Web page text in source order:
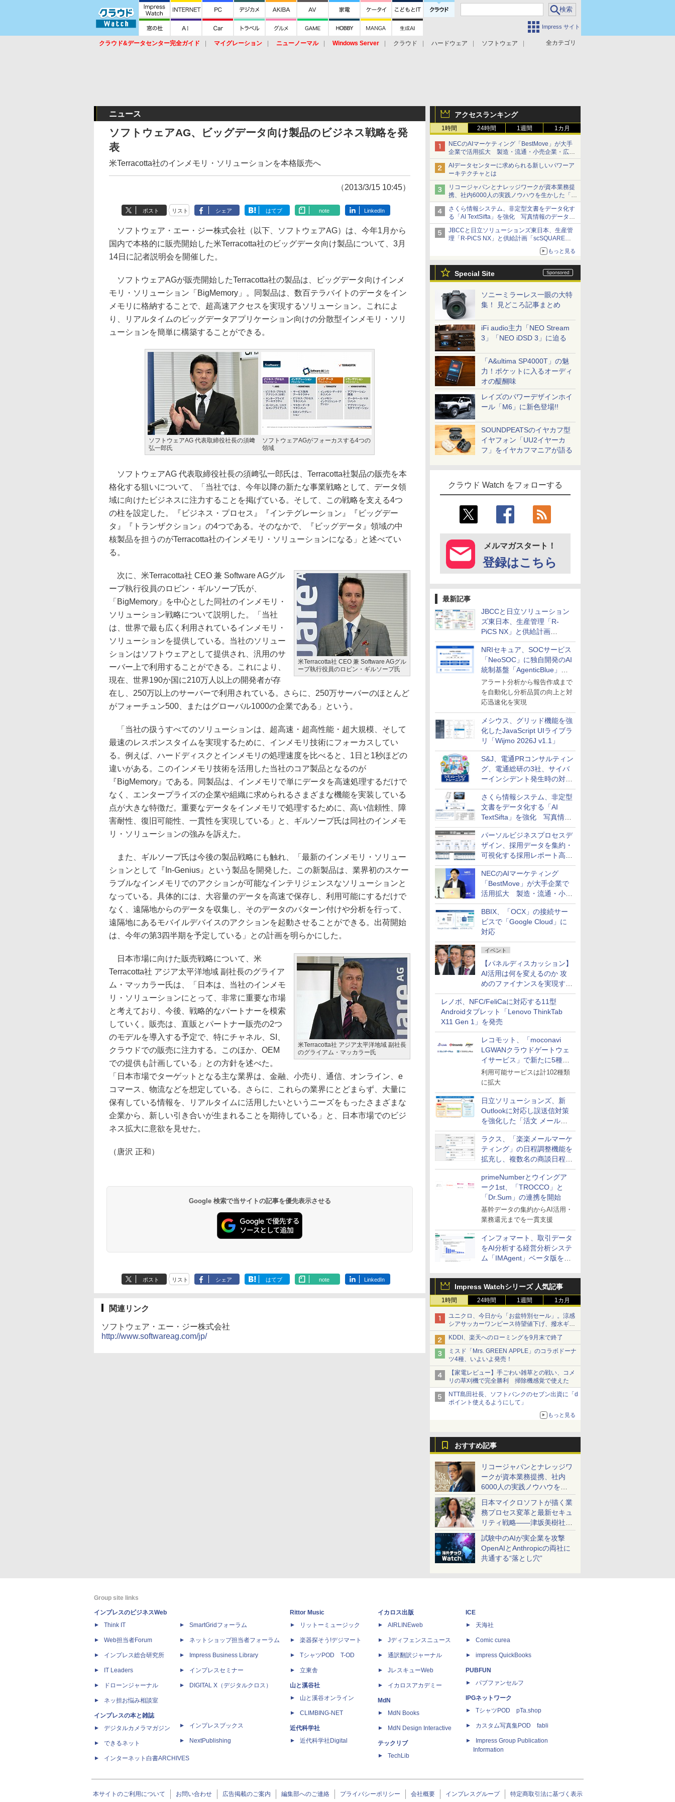
Impress サイト
全カテゴリ
クラウド&データセンター完全ガイド マイグレーション ニューノーマル Windows Server クラウド ハードウェア
ソフトウェア
アクセスランキング
1時間 24時間 1週間 1カ月
NECのAIマーケティング「BestMove」が大手
企業で活用拡大 製造・流通・小売企業・広告
代理店などが実装フェーズへ
AIデータセンターに求められる新しいパワーア
ーキテクチャとは
リコージャパンとナレッジワークが資本業務提
携、社内6000人の実践ノウハウを生かした「AI
商談記録 for RICOH」を展開へ
さくら情報システム、非定型文書をデータ化す
る「AI TextSifta」を強化 写真情報のデータ化
などに対応
JBCCと日立ソリューションズ東日本、生産管
理「R-PiCS NX」と供給計画「scSQUARE
もっと見る
Special Site
ソニーミラーレス一眼の大特
集！ 見どころ記事まとめ
iFi audio主力「NEO Stream
3」「NEO iDSD 3」に迫る
「A&ultima SP4000T」の魅
力！ポケットに入るオーディ
オの醍醐味
レイズのパワーデザインホイ
ール「M6」に新色登場!!
SOUNDPEATSのイヤカフ型
イヤフォン「UU2イヤーカ
フ」をイヤカフマニアが語る
クラウド Watch をフォローする
メルマガスタート！
登録はこちら
最新記事
JBCCと日立ソリューション
ズ東日本、生産管理「R-
PiCS NX」と供給計画
「scSQUARE ISP」の連携サ
ービスを提供開始
NRIセキュア、SOCサービス
「NeoSOC」に独自開発のAI
統制基盤「AgenticBlue」を
導入
アラート分析から報告作成まで
を自動化し分析品質の向上と対
応迅速化を実現
メシウス、グリッド機能を強
化したJavaScript UIライブラ
リ「Wijmo 2026J v1.1」
S&J、電通PRコンサルティン
グ、電通総研の3社、サイバ
ーインシデント発生時の対応
と危機管理広報を一体的に訓
練するプログラムを提供
さくら情報システム、非定型
文書をデータ化する「AI
TextSifta」を強化 写真情報
のデータ化などに対応
パーソルビジネスプロセスデ
ザイン、採用データを集約・
可視化する採用レポート高速
化サービスを提供
NECのAIマーケティング
「BestMove」が大手企業で
活用拡大 製造・流通・小売
企業・広告代理店などが実装
フェーズへ
BBIX、「OCX」の接続サー
ビスで「Google Cloud」に
対応
イベント
【パネルディスカッション】
AI活用は何を変えるのか 攻
めのファイナンスを実現する
業務設計とマインドセット変
革
レノボ、NFC/FeliCaに対応する11型
Androidタブレット「Lenovo ThinkTab
X11 Gen 1」を発売
レコモット、「moconavi
LGWANクラウドゲートウェ
イサービス」で新たに5種類
のサービスと連携開始
利用可能サービスは計102種類
に拡大
日立ソリューションズ、新
Outlookに対応し誤送信対策
を強化した「活文 メール誤
送信防止アドインサービス」
を提供
ラクス、「楽楽メールマーケ
ティング」の日程調整機能を
拡充し、複数名の商談日程調
整を効率化
primeNumberとウイングア
ーク1st、「TROCCO」と
「Dr.Sum」の連携を開始
基幹データの集約からAI活用・
業務還元までを一貫支援
インフォマート、取引データ
をAI分析する経営分析システ
ム「IMAgent」ベータ版を提
Impress Watchシリーズ 人気記事
1時間 24時間 1週間 1カ月
ユニクロ、今日から「お盆特別セール」。涼感
シアサッカーワンピース待望値下げ、撥水ギア
ショーツは1990円に
KDDI、楽天へのローミングを9月末で終了
ミスド「Mrs. GREEN APPLE」のコラボドーナ
ツ4種、いよいよ発売！
【家電レビュー】手ごわい雑草との戦い、コメ
リの草刈機で完全勝利 掃除機感覚で使えた
NTT島田社長、ソフトバンクのセブン出資に「d
ポイント使えるようにして」
もっと見る
おすすめ記事
リコージャパンとナレッジワ
ークが資本業務提携、社内
6000人の実践ノウハウを生
かした「AI商談記録 for
RICOH」を展開へ
日本マイクロソフトが描く業
務プロセス変革と最新セキュ
リティ戦略――津坂美樹社長
が2027年度戦略を説明
試験中のAIが実企業を攻撃
OpenAIとAnthropicの両社に
共通する“落とし穴”
ニュース
ソフトウェアAG、ビッグデータ向け製品のビジネス戦略を発
表
米Terracotta社のインメモリ・ソリューションを本格販売へ
（2013/3/15 10:45）
ポスト リスト シェア はてブ note LinkedIn
ソフトウェア・エー・ジー株式会社（以下、ソフトウェアAG）は、今年1月から
国内で本格的に販売開始した米Terracotta社のビッグデータ向け製品について、3月
14日に記者説明会を開催した。
ソフトウェアAGが販売開始したTerracotta社の製品は、ビッグデータ向けインメ
モリ・ソリューション「BigMemory」。同製品は、数百テラバイトのデータをイン
メモリに格納することで、超高速アクセスを実現するソリューション。これによ
り、リアルタイムのビッグデータアプリケーション向けの分散型インメモリ・ソリ
ューションを簡単に構築することができる。
ソフトウェアAG 代表取締役社長の須﨑
弘一郎氏
ソフトウェアAGがフォーカスする4つの
領域
ソフトウェアAG 代表取締役社長の須﨑弘一郎氏は、Terracotta社製品の販売を本
格化する狙いについて、「当社では、今年以降の新たな事業戦略として、データ領
域に向けたビジネスに注力することを掲げている。そして、この戦略を支える4つ
の柱を設定した。『ビジネス・プロセス』『インテグレーション』『ビッグデー
タ』『トランザクション』の4つである。そのなかで、『ビッグデータ』領域の中
核製品を担うのがTerracotta社のインメモリ・ソリューションになる」と述べてい
る。
米Terracotta社 CEO 兼 Software AGグル
ープ執行役員のロビン・ギルソープ氏
次に、米Terracotta社 CEO 兼 Software AGグル
ープ執行役員のロビン・ギルソープ氏が、
「BigMemory」を中心とした同社のインメモリ・
ソリューション戦略について説明した。「当社
は、世界で最も広く利用されているインメモリ・
ソリューションを提供している。当社のソリュー
ションはソフトウェアとして提供され、汎用のサ
ーバー上で利用することができる。これにより、
現在、世界190か国に210万人以上の開発者が存
在し、250万以上のサーバーで利用されている。さらに、250万サーバーのほとんど
がフォーチュン500、またはグローバル1000の企業である」という。
「当社の扱うすべてのソリューションは、超高速・超高性能・超大規模、そして
最速のレスポンスタイムを実現するために、インメモリ技術にフォーカスしてい
る。例えば、ハードディスクとインメモリの処理速度を比べると、1日と1秒ほどの
違いがある。このインメモリ技術を活用した当社のコア製品となるのが
『BigMemory』である。同製品は、インメモリで単にデータを高速処理するだけで
なく、エンタープライズの企業や組織に求められるさまざまな機能を実装している
点が大きな特徴だ。重要なデータをインメモリで処理するために、高い信頼性、障
害耐性、復旧可能性、一貫性を実現している」と、ギルソープ氏は同社のインメモ
リ・ソリューションの強みを訴えた。
また、ギルソープ氏は今後の製品戦略にも触れ、「最新のインメモリ・ソリュー
ションとして『In-Genius』という製品を開発した。この新製品は、業界初のスケー
ラブルなインメモリでのアクションが可能なインテリジェンスなソリューションと
なっている。具体的には、大容量のデータを高速で保存し、利用可能にするだけで
なく、遠隔地からのデータを収集し、そのデータのパターン付けや分析を行って、
遠隔地にあるモバイルデバイスのアクションを起動させることができる。出荷開始
は、今年の第3四半期を予定している」との計画を明らかにした。
米Terracotta社 アジア太平洋地域 副社長
のグライアム・マッカラー氏
日本市場に向けた販売戦略について、米
Terracotta社 アジア太平洋地域 副社長のグライア
ム・マッカラー氏は、「日本は、当社のインメモ
リ・ソリューションにとって、非常に重要な市場
と考えており、今後、戦略的なパートナーを模索
していく。販売は、直販とパートナー販売の2つ
のモデルを導入する予定で、特にチャネル、SI、
クラウドでの販売に注力する。このほか、OEM
での提供も計画している」との方針を述べた。
「日本市場でターゲットとなる主な業界は、金融、小売り、通信、オンライン、e
コマース、物流などを想定している。さらに、これらの業界にとどまらず、大量に
保有している情報を、リアルタイムに活用したいというニーズをもったさまざまな
企業から、新しい引き合いが生まれることを期待している」と、日本市場でのビジ
ネス拡大に意欲を見せた。
（唐沢 正和）
Google 検索で当サイトの記事を優先表示させる
ポスト リスト シェア はてブ note LinkedIn
関連リンク
ソフトウェア・エー・ジー株式会社
http://www.softwareag.com/jp/
Group site links
インプレスのビジネスWeb
Think IT
Web担当者Forum
インプレス総合研究所
IT Leaders
ドローンジャーナル
ネッ担お悩み相談室
インプレスの本と雑誌
デジタルカメラマガジン
できるネット
インターネット白書ARCHIVES
SmartGridフォーラム
ネットショップ担当者フォーラム
Impress Business Library
インプレスセミナー
DIGITAL X（デジタルクロス）
インプレスブックス
NextPublishing
Rittor Music
リットーミュージック
楽器探そう!デジマート
TシャツPOD T-OD
立東舎
山と溪谷社
山と溪谷オンライン
CLIMBING-NET
近代科学社
近代科学社Digital
イカロス出版
AIRLINEweb
Jディフェンスニュース
通訳翻訳ジャーナル
JレスキューWeb
イカロスアカデミー
MdN
MdN Books
MdN Design Interactive
テックリブ
TechLib
ICE
天海社
Comic curea
impress QuickBooks
PUBFUN
パブファンセルフ
IPGネットワーク
TシャツPOD pTa.shop
カスタム写真集POD fabli
Impress Group Publication
Information
本サイトのご利用について お問い合わせ 広告掲載のご案内 編集部へのご連絡 プライバシーポリシー 会社概要 インプレスグループ 特定商取引法に基づく表示